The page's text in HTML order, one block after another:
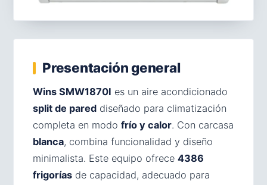
Presentación general
Wins SMW1870I es un aire acondicionado
split de pared diseñado para climatización
completa en modo frío y calor. Con carcasa
blanca, combina funcionalidad y diseño
minimalista. Este equipo ofrece 4386
frigorías de capacidad, adecuado para